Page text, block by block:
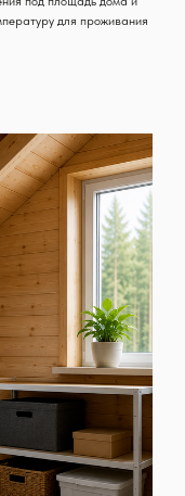
для проживания